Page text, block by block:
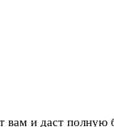
вам и даст полную